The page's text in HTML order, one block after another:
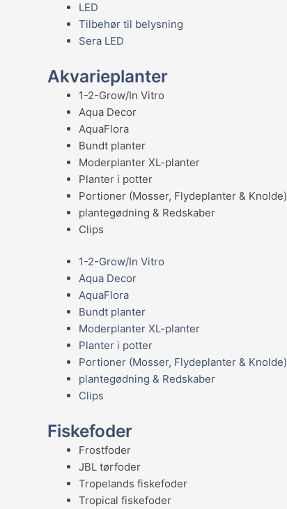
LED
Tilbehør til belysning
Sera LED
Akvarieplanter
1-2-Grow/In Vitro
Aqua Decor
AquaFlora
Bundt planter
Moderplanter XL-planter
Planter i potter
Portioner (Mosser, Flydeplanter & Knolde)
plantegødning & Redskaber
Clips
1-2-Grow/In Vitro
Aqua Decor
AquaFlora
Bundt planter
Moderplanter XL-planter
Planter i potter
Portioner (Mosser, Flydeplanter & Knolde)
plantegødning & Redskaber
Clips
Fiskefoder
Frostfoder
JBL tørfoder
Tropelands fiskefoder
Tropical fiskefoder